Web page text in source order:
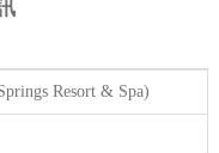
Resort & Spa)